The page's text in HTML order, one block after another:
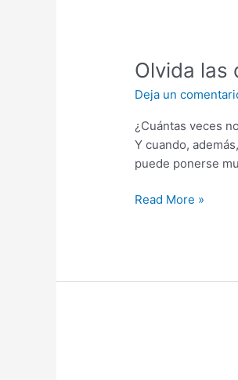
Olvida las
Deja un
¿Cuántas veces
Y cuando,
puede ponerse
distracciones:
método
Bullet
Agenda
Read More »